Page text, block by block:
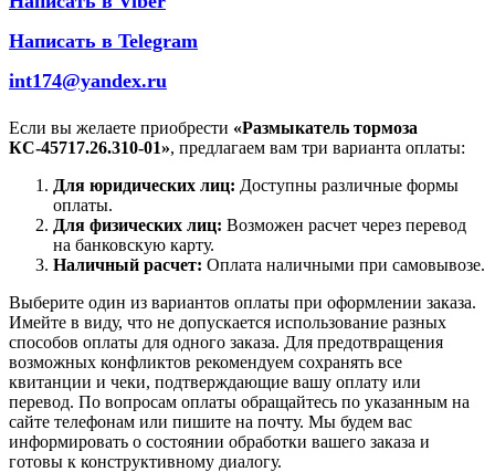
Написать в Telegram
int174@yandex.ru
Если вы желаете приобрести «Размыкатель тормоза
КС-45717.26.310-01», предлагаем вам три варианта оплаты:
Для юридических лиц: Доступны различные формы
оплаты.
Для физических лиц: Возможен расчет через перевод
на банковскую карту.
Наличный расчет: Оплата наличными при самовывозе.
Выберите один из вариантов оплаты при оформлении заказа.
Имейте в виду, что не допускается использование разных
способов оплаты для одного заказа. Для предотвращения
возможных конфликтов рекомендуем сохранять все
квитанции и чеки, подтверждающие вашу оплату или
перевод. По вопросам оплаты обращайтесь по указанным на
сайте телефонам или пишите на почту. Мы будем вас
информировать о состоянии обработки вашего заказа и
готовы к конструктивному диалогу.